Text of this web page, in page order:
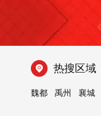
热搜区域
魏都 禹州 襄城